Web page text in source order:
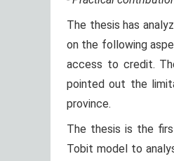
The thesis has
on the following
access to credit.
pointed out the
province.
The thesis is the
Tobit model to